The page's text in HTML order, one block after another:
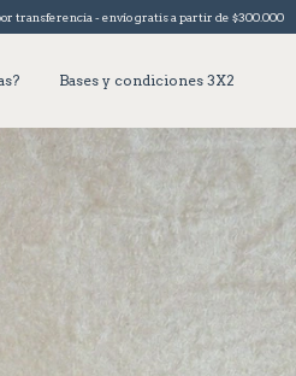
transferencia - envío gratis a partir de $300.000
Bases y condiciones 3X2